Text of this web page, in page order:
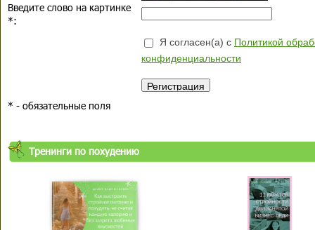
Введите слово на картинке
*:
Я согласен(а) с Политикой
конфиденциальности
* - обязательные поля
Тренинги по похудению